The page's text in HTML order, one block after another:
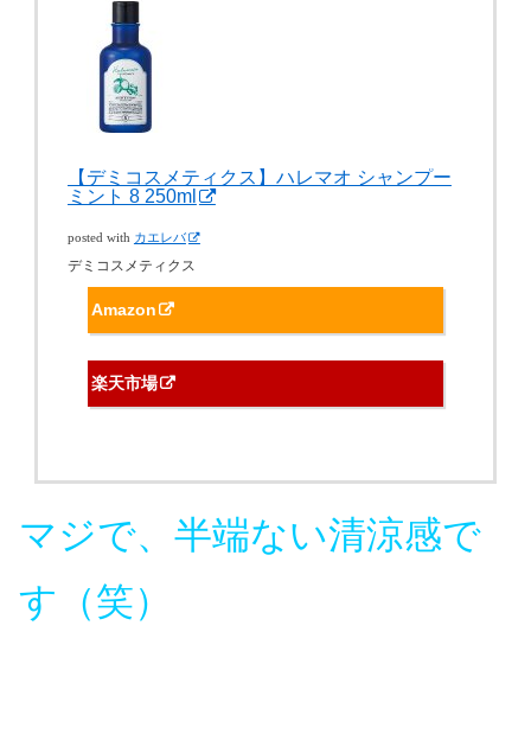
【デミコスメティクス】ハレマオ シャンプー
ミント 8 250ml
posted with カエレバ
デミコスメティクス
Amazon
楽天市場
マジで、半端ない清涼感で
す（笑）